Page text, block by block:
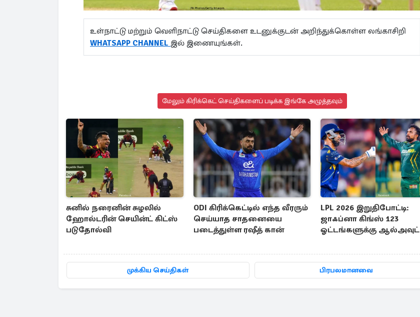
உள்நாட்டு மற்றும் வெளிநாட்டு செய்திகளை உடனுக்குடன் அறிந்துக்கொள்ள லங்காசிறி
WHATSAPP CHANNEL இல் இணையுங்கள்.
மேலும் கிரிக்கெட் செய்திகளைப் படிக்க இங்கே அழுத்தவும்
சுனில் நரைனின் சுழலில்
ஹோல்டரின் செயின்ட் கிட்ஸ்
படுதோல்வி
ODI கிரிக்கெட்டில் எந்த வீரரும்
செய்யாத சாதனையை
படைத்துள்ள ரஷீத் கான்
LPL 2026 இறுதிபோட்டி:
ஜாஃப்னா கிங்ஸ் 123
ஓட்டங்களுக்கு ஆல்அவுட்
முக்கிய செய்திகள் பிரபலமானவை